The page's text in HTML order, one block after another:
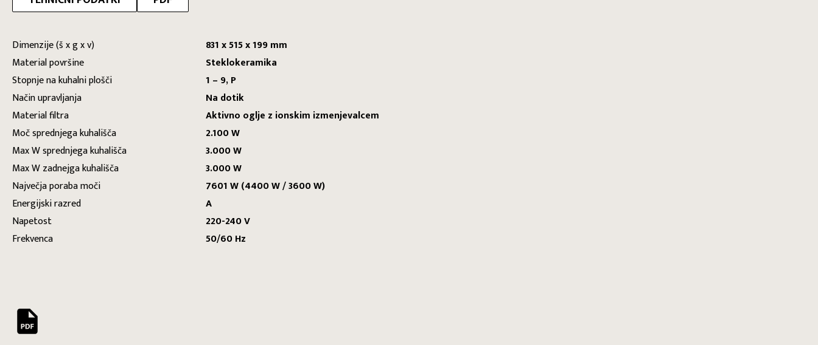
Dimenzije (š x g x v)
831 x 515 x 199 mm
Material površine
Steklokeramika
Stopnje na kuhalni plošči
1 – 9, P
Način upravljanja
Na dotik
Material filtra
Aktivno oglje z ionskim izmenjevalcem
Moč sprednjega kuhališča
2.100 W
Max W sprednjega kuhališča
3.000 W
Max W zadnejga kuhališča
3.000 W
Največja poraba moči
7601 W (4400 W / 3600 W)
Energijski razred
A
Napetost
220-240 V
Frekvenca
50/60 Hz